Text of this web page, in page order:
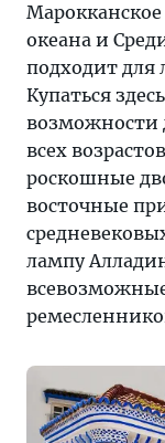
Марокканское
океана и
подходит для
Купаться
возможности
всех
роскошные
восточные
лампу